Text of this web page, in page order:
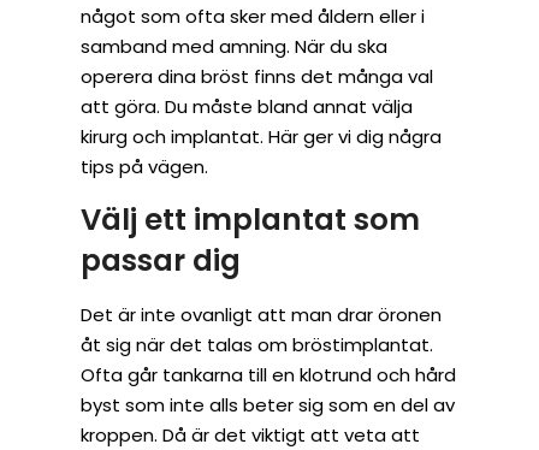
något som ofta sker med åldern eller i
samband med amning. När du ska
operera dina bröst finns det många val
att göra. Du måste bland annat välja
kirurg och implantat. Här ger vi dig några
tips på vägen.
Välj ett implantat som
passar dig
Det är inte ovanligt att man drar öronen
åt sig när det talas om bröstimplantat.
Ofta går tankarna till en klotrund och hård
byst som inte alls beter sig som en del av
kroppen. Då är det viktigt att veta att